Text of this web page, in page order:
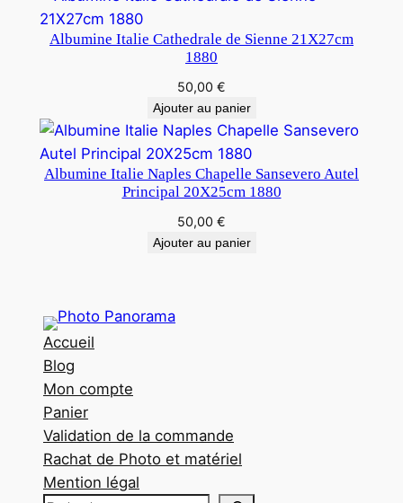
Albumine Italie Cathedrale de Sienne 21X27cm
1880
50,00 €
Ajouter au panier
Albumine Italie Naples Chapelle Sansevero Autel
Principal 20X25cm 1880
50,00 €
Ajouter au panier
Accueil
Blog
Mon compte
Panier
Validation de la commande
Rachat de Photo et matériel
Mention légal